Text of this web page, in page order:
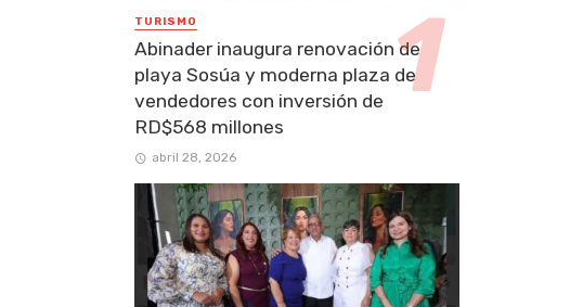
TURISMO
Abinader inaugura renovación de
playa Sosúa y moderna plaza de
vendedores con inversión de
RD$568 millones
abril 28, 2026